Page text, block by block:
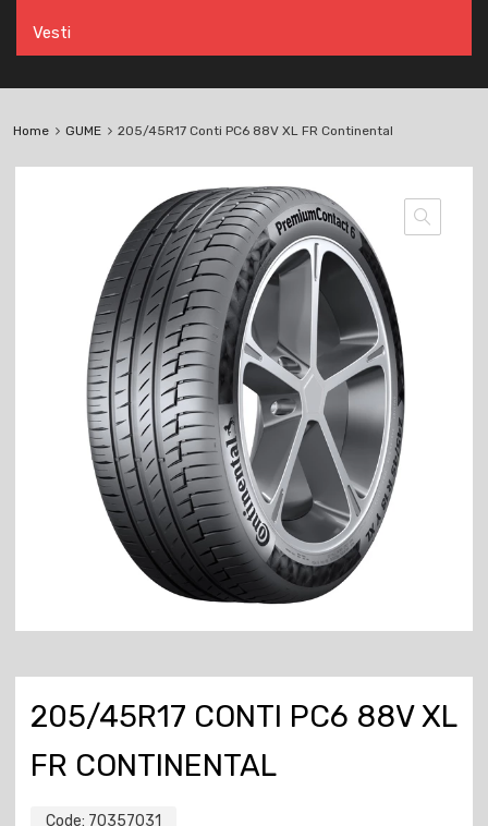
Vesti
Home GUME 205/45R17 Conti PC6 88V XL FR Continental
205/45R17 CONTI PC6 88V XL
FR CONTINENTAL
Code: 70357031